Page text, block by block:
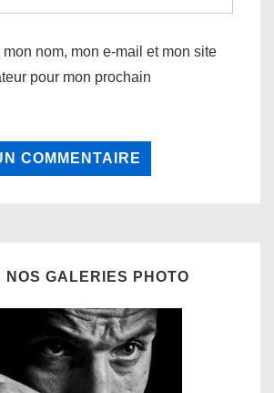
mon nom, mon e-mail et mon site
pour mon prochain
NOS GALERIES PHOTO